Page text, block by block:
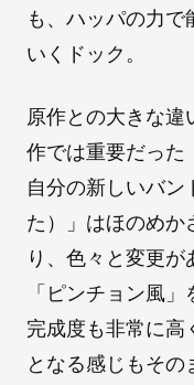
も、ハッパの力で
いくドック。
原作との大きな
作では重要だった
自分の新しいバン
た）」はほのめか
り、色々と変更
「ピンチョン風
完成度も非常に高
となる感じもそ